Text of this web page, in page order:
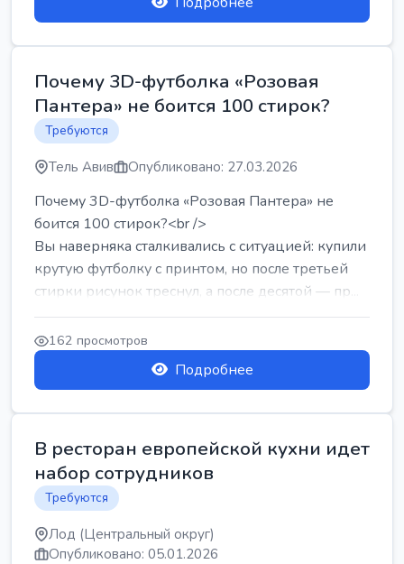
Почему 3D-футболка «Розовая
Пантера» не боится 100 стирок?
Требуются
Тель Авив Опубликовано: 27.03.2026
Почему 3D-футболка «Розовая Пантера» не
боится 100 стирок?<br />
Вы наверняка сталкивались с ситуацией: купили
крутую футболку с принтом, но после третьей
стирки рисунок треснул, а после десятой — пр...
162 просмотров
Подробнее
В ресторан европейской кухни идет
набор сотрудников
Требуются
Лод (Центральный округ)
Опубликовано: 05.01.2026